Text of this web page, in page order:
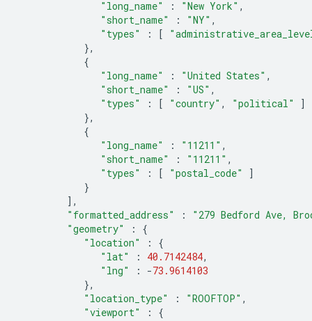
"long_name"
: "New York" ,
"short_name"
: "NY" ,
"types"
: [
},
{
"long_name"
: "United States" ,
"short_name"
: "US" ,
"types"
: [ "country" , "political"
]
},
{
"long_name"
: "11211" ,
"short_name"
: "11211" ,
"types"
: [ "postal_code"
]
}
],
"formatted_address"
:
"279 Bedford Ave,
"geometry"
:
{
"location"
:
{
"lat"
: 40.7142484,
"lng"
: -73.9614103
},
"location_type"
: "ROOFTOP" ,
"viewport"
:
{